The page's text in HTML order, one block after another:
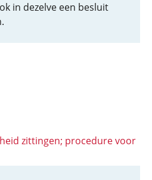
in dezelve een besluit
zittingen; procedure voor